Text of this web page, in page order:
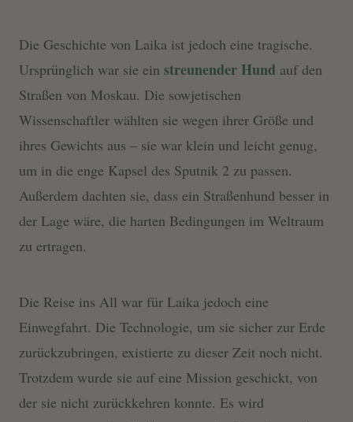
Die Geschichte von Laika ist jedoch eine tragische.
Ursprünglich war sie ein streunender Hund auf den
Straßen von Moskau. Die sowjetischen
Wissenschaftler wählten sie wegen ihrer Größe und
ihres Gewichts aus – sie war klein und leicht genug,
um in die enge Kapsel des Sputnik 2 zu passen.
Außerdem dachten sie, dass ein Straßenhund besser in
der Lage wäre, die harten Bedingungen im Weltraum
zu ertragen.
Die Reise ins All war für Laika jedoch eine
Einwegfahrt. Die Technologie, um sie sicher zur Erde
zurückzubringen, existierte zu dieser Zeit noch nicht.
Trotzdem wurde sie auf eine Mission geschickt, von
der sie nicht zurückkehren konnte. Es wird